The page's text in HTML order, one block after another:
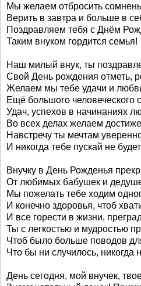
Мы желаем отбросить
Верить в завтра и больше в
Поздравляем тебя с Днём
Таким внуком гордится семья!
Наш милый внук, ты
Свой День рождения отметь,
Желаем мы тебе удачи и
Ещё большого человеческого
Удач, успехов в начинаниях
Во всех делах желаем
Навстречу ты мечтам
И никогда тебе пускай не
Внучку в День Рожденья
От любимых бабушек и
Мы пожелать тебе ходим
И конечно здоровья, чтоб
И все горести в жизни,
Ты с легкостью и мудростью
Чтоб было больше поводов
Что бы ни случилось, никогда
День сегодня, мой внучек,